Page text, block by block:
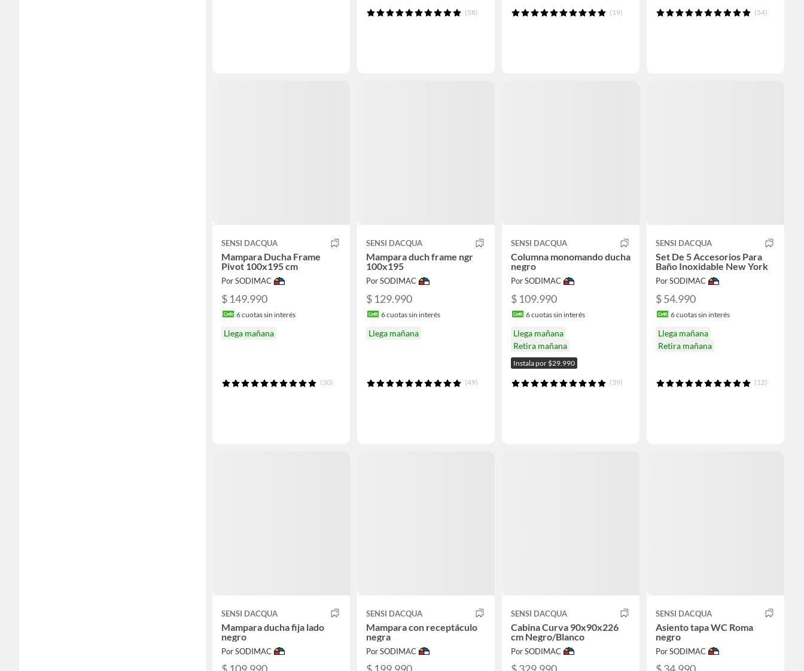
(58) (19) (54)
SENSI DACQUA
Mampara Ducha Frame
Pivot 100x195 cm
Por SODIMAC
$ 149.990
6cuotas sin interés
Llega mañana
(30)
SENSI DACQUA
Mampara duch frame ngr
100x195
Por SODIMAC
$ 129.990
6cuotas sin interés
Llega mañana
(49)
SENSI DACQUA
Columna monomando ducha
negro
Por SODIMAC
$ 109.990
6cuotas sin interés
Llega mañana
Retira mañana
Instala por $29.990
(39)
SENSI DACQUA
Set De 5 Accesorios Para
Baño Inoxidable New York
Por SODIMAC
$ 54.990
6cuotas sin interés
Llega mañana
Retira mañana
(12)
SENSI DACQUA
Mampara ducha fija lado
negro
Por SODIMAC
SENSI DACQUA
Mampara con receptáculo
negra
Por SODIMAC
SENSI DACQUA
Cabina Curva 90x90x226
cm Negro/Blanco
Por SODIMAC
SENSI DACQUA
Asiento tapa WC Roma
negro
Por SODIMAC